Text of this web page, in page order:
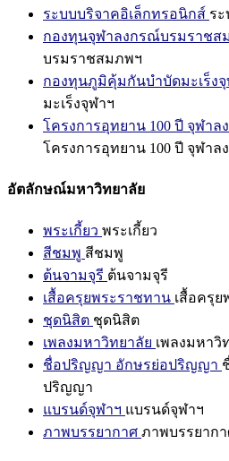
ระบบบริจาคอิเล็กทรอนิกส์ ร
กองทุนจุฬาลงกรณ์บรมราชส
บรมราชสมภพฯ
กองทุนภูมิคุ้มกันบำบัดมะเร็งจุ
มะเร็งจุฬาฯ
โครงการอุทยาน 100 ปี จุฬา
โครงการอุทยาน 100 ปี จุฬา
อัตลักษณ์มหาวิทยาลัย
พระเกี้ยว พระเกี้ยว
สีชมพู สีชมพู
ต้นจามจุรี ต้นจามจุรี
เสื้อครุยพระราชทาน เสื้อครุ
ชุดนิสิต ชุดนิสิต
เพลงมหาวิทยาลัย เพลงมหาวิ
ชื่อปริญญา อักษรย่อปริญญา
ปริญญา
แบรนด์จุฬาฯ แบรนด์จุฬาฯ
ภาพบรรยากาศ ภาพบรรยาก